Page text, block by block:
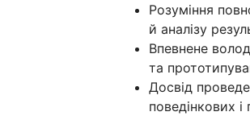
Розуміння
й аналізу
Впевнене
та
Досвід
поведінкових